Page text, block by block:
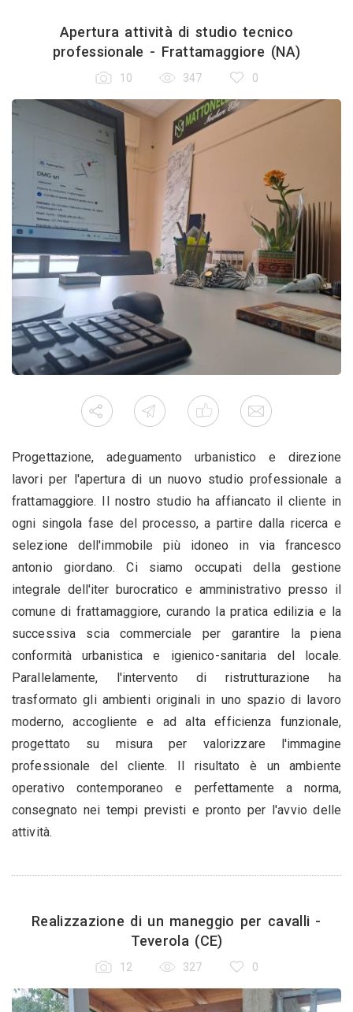
Apertura attività di studio tecnico
professionale - Frattamaggiore (NA)
10 347 0
Progettazione, adeguamento urbanistico e direzione
lavori per l'apertura di un nuovo studio professionale a
frattamaggiore. Il nostro studio ha affiancato il cliente in
ogni singola fase del processo, a partire dalla ricerca e
selezione dell'immobile più idoneo in via francesco
antonio giordano. Ci siamo occupati della gestione
integrale dell'iter burocratico e amministrativo presso il
comune di frattamaggiore, curando la pratica edilizia e la
successiva scia commerciale per garantire la piena
conformità urbanistica e igienico-sanitaria del locale.
Parallelamente, l'intervento di ristrutturazione ha
trasformato gli ambienti originali in uno spazio di lavoro
moderno, accogliente e ad alta efficienza funzionale,
progettato su misura per valorizzare l'immagine
professionale del cliente. Il risultato è un ambiente
operativo contemporaneo e perfettamente a norma,
consegnato nei tempi previsti e pronto per l'avvio delle
attività.
Realizzazione di un maneggio per cavalli -
Teverola (CE)
12 327 0